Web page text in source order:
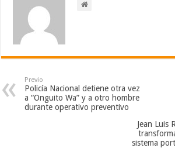
Previo
Policía Nacional detiene otra vez
a “Onguito Wa” y a otro hombre
durante operativo preventivo
Jean Luis
sistema